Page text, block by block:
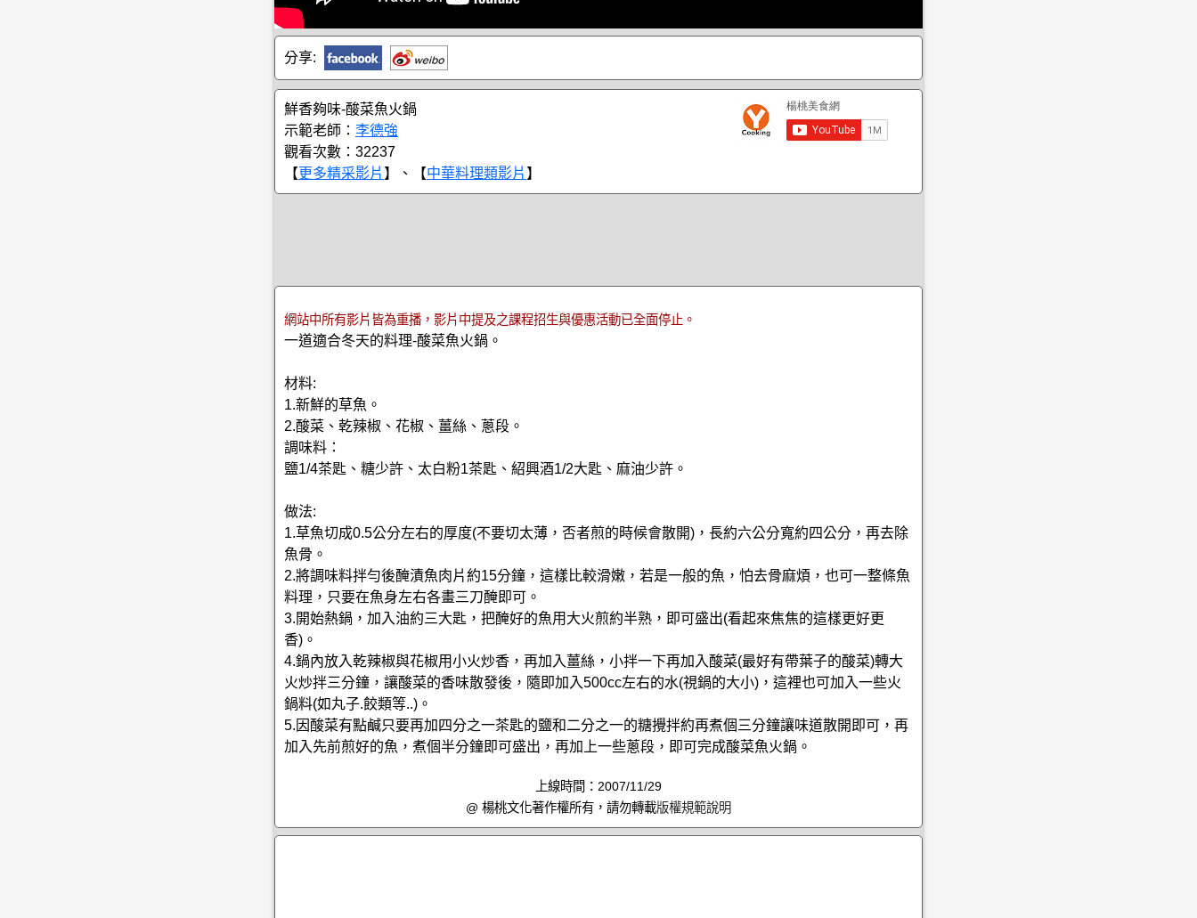
分享:
鮮香夠味-酸菜魚火鍋
示範老師： 李德強
觀看次數：32237
【更多精采影片 】、【中華料理類影片 】
網站中所有影片皆為重播，影片中提及之課程招生與優惠活動已全面停止。
一道適合冬天的料理-酸菜魚火鍋。
材料:
1.新鮮的草魚。
2.酸菜、乾辣椒、花椒、薑絲、蔥段。
調味料：
鹽1/4茶匙、糖少許、太白粉1茶匙、紹興酒1/2大匙、麻油少許。
做法:
1.草魚切成0.5公分左右的厚度(不要切太薄，否者煎的時候會散開)，長約六公分寬約四公分，再去除
魚骨。
2.將調味料拌勻後醃漬魚肉片約15分鐘，這樣比較滑嫩，若是一般的魚，怕去骨麻煩，也可一整條魚
料理，只要在魚身左右各畫三刀醃即可。
3.開始熱鍋，加入油約三大匙，把醃好的魚用大火煎約半熟，即可盛出(看起來焦焦的這樣更好更
香)。
4.鍋內放入乾辣椒與花椒用小火炒香，再加入薑絲，小拌一下再加入酸菜(最好有帶葉子的酸菜)轉大
火炒拌三分鐘，讓酸菜的香味散發後，隨即加入500cc左右的水(視鍋的大小)，這裡也可加入一些火
鍋料(如丸子.餃類等..)。
5.因酸菜有點鹹只要再加四分之一茶匙的鹽和二分之一的糖攪拌約再煮個三分鐘讓味道散開即可，再
加入先前煎好的魚，煮個半分鐘即可盛出，再加上一些蔥段，即可完成酸菜魚火鍋。
上線時間：2007/11/29
@ 楊桃文化著作權所有，請勿轉載版權規範說明